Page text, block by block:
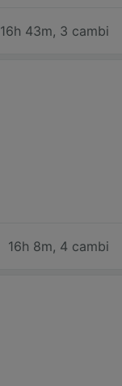
16h 43m, 3 cambi
16h 8m, 4 cambi